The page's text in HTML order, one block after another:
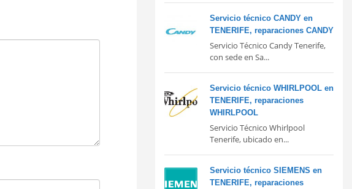
Servicio técnico CANDY en
TENERIFE, reparaciones CANDY
Servicio Técnico Candy Tenerife,
con sede en Sa...
Servicio técnico WHIRLPOOL en
TENERIFE, reparaciones
WHIRLPOOL
Servicio Técnico Whirlpool
Tenerife, ubicado en...
Servicio técnico SIEMENS en
TENERIFE, reparaciones